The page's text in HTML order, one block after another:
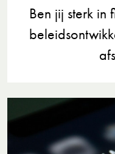
Ben jij sterk in